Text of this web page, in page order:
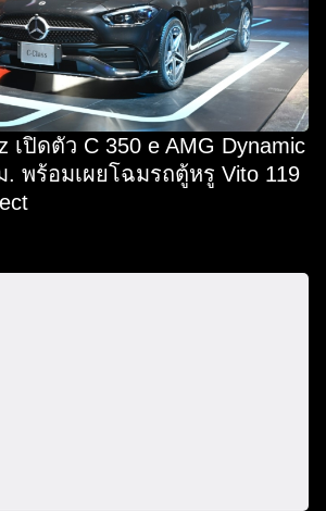
เปิดตัว C 350 e AMG Dynamic
. พร้อมเผยโฉมรถตู้หรู Vito 119